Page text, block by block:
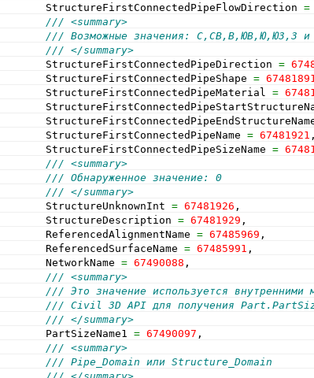
StructureFirstConnectedPipeFlowDirection =
/// <summary>
/// Возможные значения: С,СВ,В,ЮВ,Ю,ЮЗ,З и
/// </summary>
StructureFirstConnectedPipeDirection =
StructureFirstConnectedPipeShape = 67481891
StructureFirstConnectedPipeMaterial =
StructureFirstConnectedPipeName = 67481921 ,
StructureFirstConnectedPipeSizeName =
/// <summary>
/// Обнаруженное значение: 0
/// </summary>
StructureUnknownInt = 67481926 ,
StructureDescription = 67481929 ,
ReferencedAlignmentName = 67485969 ,
ReferencedSurfaceName = 67485991 ,
NetworkName = 67490088 ,
/// <summary>
/// Это значение используется внутренними
/// Civil 3D API для получения
/// </summary>
PartSizeName1 = 67490097 ,
/// <summary>
/// Pipe_Domain или Structure_Domain